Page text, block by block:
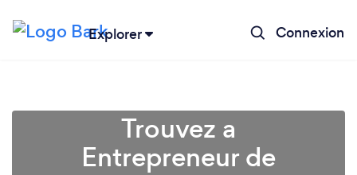
Explorer Connexion
Trouvez a
Entrepreneur de